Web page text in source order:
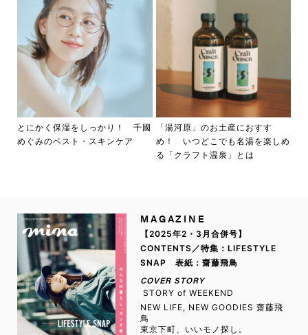
とにかく保湿をしっかり！ 千國
めぐみのベスト・スキンケア
「湯河原」のお土産におすす
め！ いつどこでも名湯を楽しめ
る「クラフト温泉」とは
MAGAZINE
【2025年2・3月合併号】
CONTENTS／特集：LIFESTYLE
SNAP 表紙：齋藤飛鳥
COVER STORY
STORY of WEEKEND
NEW LIFE, NEW GOODIES 齋藤飛
鳥
東京下町、いいモノ探し。